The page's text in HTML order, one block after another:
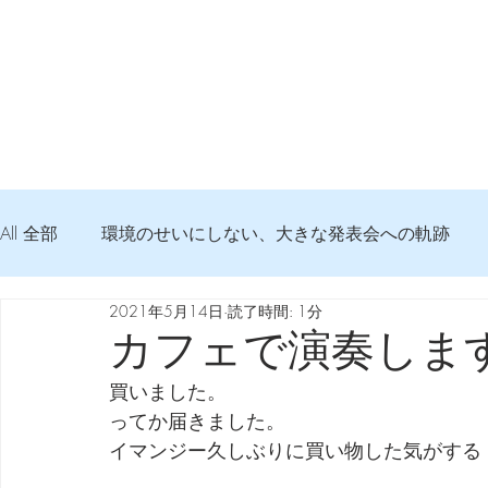
All 全部 環境のせいにしない、大きな発表会への軌跡
弦交換の記録 DTM 始める 知っておきたいコト
Imanjy Studio 使われているモノ
カフェで演奏しま
2021年5月14日 読了時間: 1分
買いました。
ってか届きました。
イマンジー久しぶりに買い物した気がする